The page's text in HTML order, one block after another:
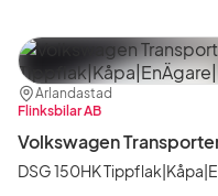
Plats:
Arlandastad
Återförsäljare:
Flinksbilar AB
Volkswagen
DSG 150HK